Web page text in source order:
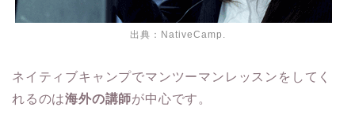
出典：NativeCamp.
ネイティブキャンプでマンツーマンレッスンをしてく
れるのは海外の講師が中心です。